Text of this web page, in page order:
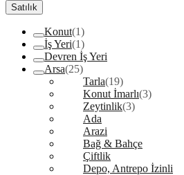
Satılık
Konut(1)
İş Yeri(1)
Devren İş Yeri
Arsa(25)
Tarla(19)
Konut İmarlı(3)
Zeytinlik(3)
Ada
Arazi
Bağ & Bahçe
Çiftlik
Depo, Antrepo İzinli